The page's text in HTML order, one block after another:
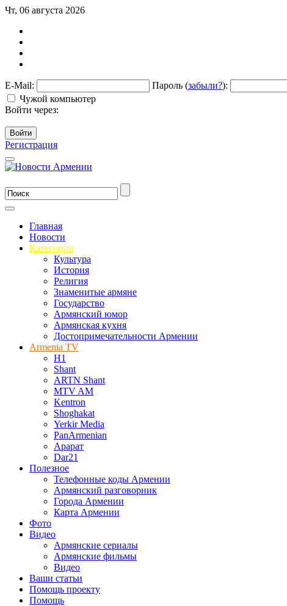
Чт, 06 августа 2026
E-Mail: Пароль (забыли?):
Чужой компьютер
Войти через:
Войти
Регистрация
Главная
Новости
Категории
Культура
История
Религия
Знаменитые армяне
Государство
Армянский юмор
Армянская кухня
Достопримечательности Армении
Armenia TV
H1
Shant
ARTN Shant
MTV AM
Kentron
Shoghakat
Yerkir Media
PanArmenian
Арарат
Dar21
Полезное
Телефонные коды Армении
Армянский разговорник
Города Армении
Карта Армении
Фото
Видео
Армянские сериалы
Армянские фильмы
Видео
Ваши статьи
Помощь проекту
Помощь